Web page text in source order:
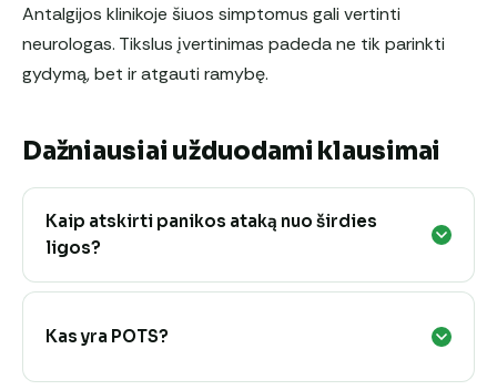
Antalgijos klinikoje šiuos simptomus gali vertinti
neurologas. Tikslus įvertinimas padeda ne tik parinkti
gydymą, bet ir atgauti ramybę.
Dažniausiai užduodami klausimai
Kaip atskirti panikos ataką nuo širdies
ligos?
Kas yra POTS?